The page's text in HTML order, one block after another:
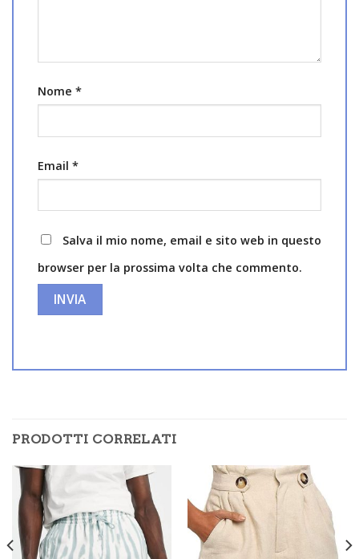
Nome *
Email *
Salva il mio nome, email e sito web in questo
browser per la prossima volta che commento.
PRODOTTI CORRELATI